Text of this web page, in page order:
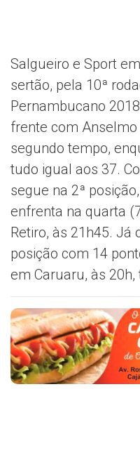
Salgueiro e Sport
sertão, pela 10ª
Pernambucano
frente com
segundo tempo,
tudo igual aos 37.
segue na 2ª
enfrenta na quarta
Retiro, às 21h45. Já
posição com 14
em Caruaru, às